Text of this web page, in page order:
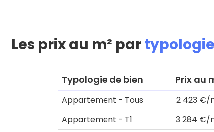
Les prix au m² par
Typologie de bien Prix au
Appartement - Tous
2 423 €/
Appartement - T1
3 284 €/